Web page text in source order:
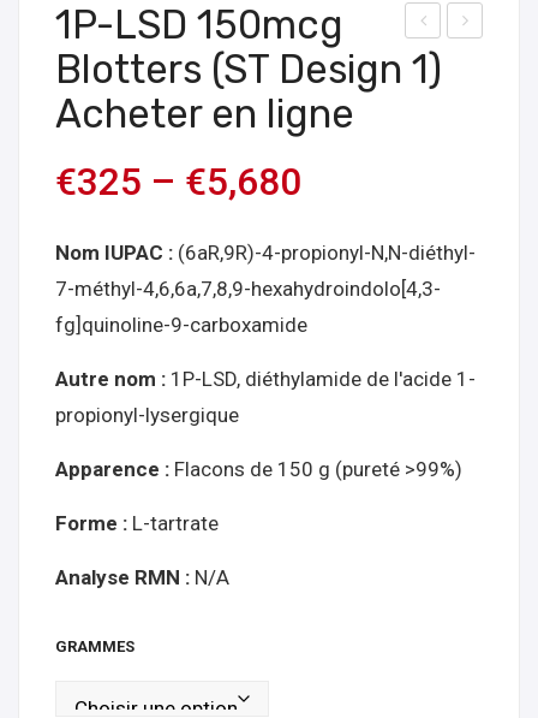
uvar
ds
1,2
mg
e
eter
g
1P-LSD 150mcg
Blotters (ST Design 1)
Acheter en ligne
€325 – €5,680
Nom IUPAC : (6aR,9R)-4-propionyl-N,N-diéthyl-
7-méthyl-4,6,6a,7,8,9-hexahydroindolo[4,3-
fg]quinoline-9-carboxamide
Autre nom : 1P-LSD, diéthylamide de l'acide 1-
propionyl-lysergique
Apparence : Flacons de 150 g (pureté >99%)
Forme : L-tartrate
Analyse RMN : N/A
GRAMMES